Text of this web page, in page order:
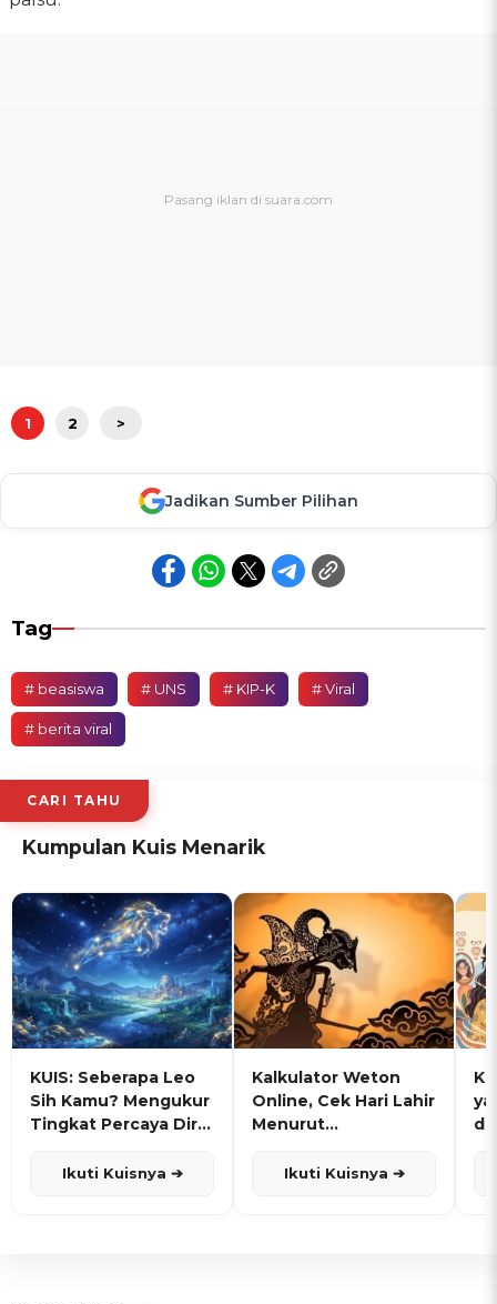
1 2 >
Jadikan Sumber Pilihan
Tag
# beasiswa # UNS # KIP-K # Viral
# berita viral
CARI TAHU
Kumpulan Kuis Menarik
KUIS: Seberapa Leo
Sih Kamu? Mengukur
Tingkat Percaya Diri
Ikuti Kuisnya ➔
Kalkulator Weton
Online, Cek Hari Lahir
Menurut
Ikuti Kuisnya ➔